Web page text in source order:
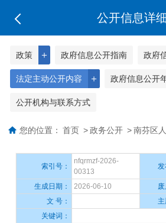
公开信息详细
＋
政策 政府信息公开指南 政府
＋
法定主动公开内容 政府信息公开
公开机构与联系方式
您的位置： 首页 > 政务公开 > 南芬区
索引号：
nfqrmzf-2026-
00313
发
生成日期：
2026-06-10
废
文 号：
主
关键词：